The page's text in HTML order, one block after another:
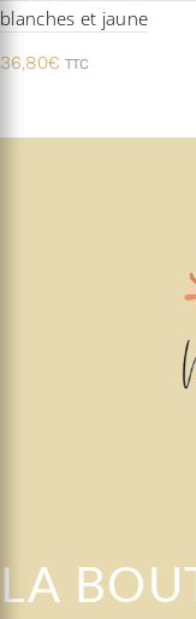
blanches et jaune
36,80€ TTC
LA